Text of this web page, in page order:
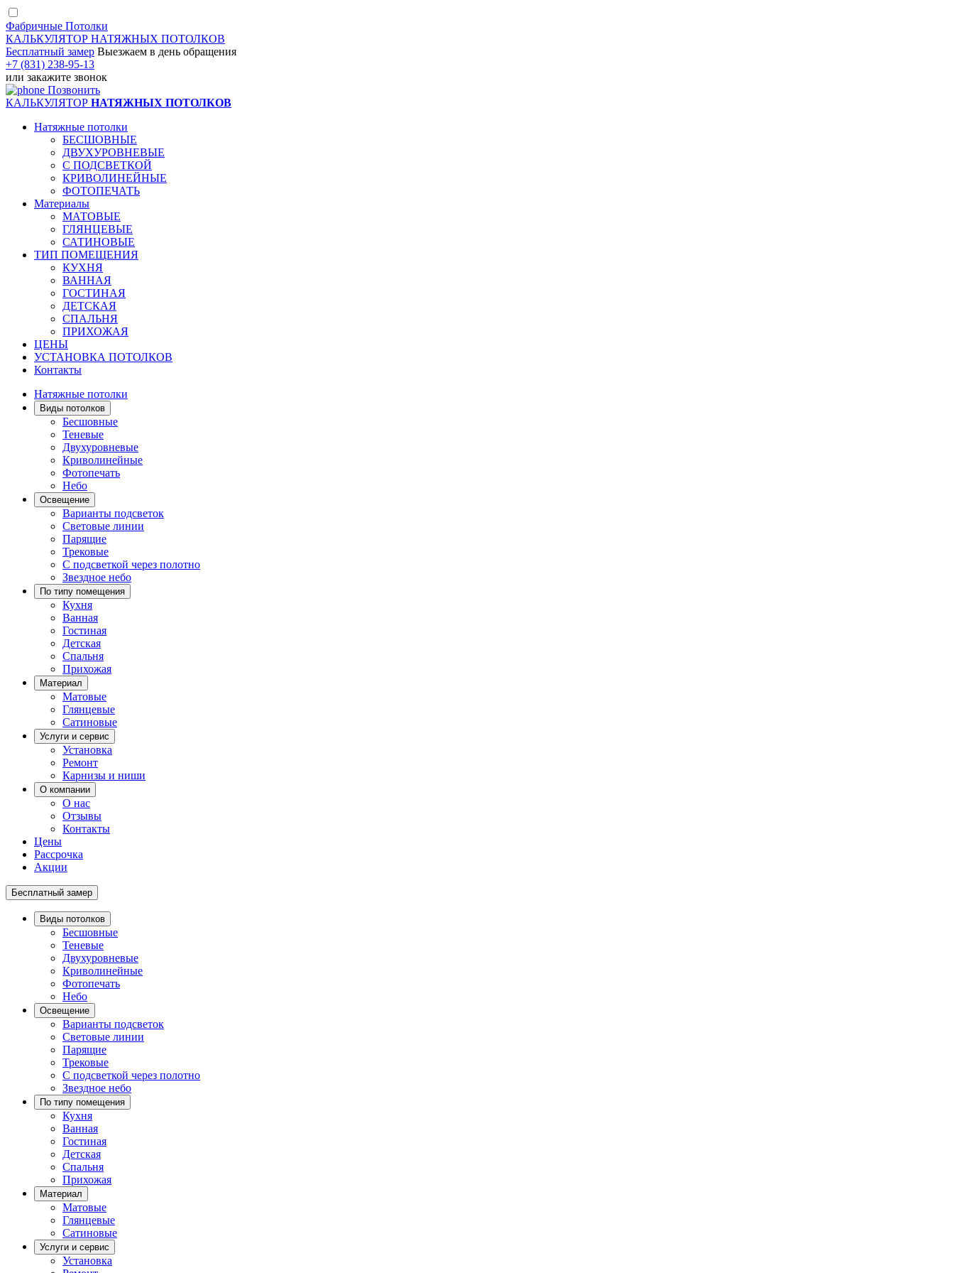
Фабричные Потолки
КАЛЬКУЛЯТОР НАТЯЖНЫХ ПОТОЛКОВ
Бесплатный замер Выезжаем в день обращения
+7 (831) 238-95-13
или закажите звонок
Позвонить
КАЛЬКУЛЯТОР НАТЯЖНЫХ ПОТОЛКОВ
Натяжные потолки
БЕСШОВНЫЕ
ДВУХУРОВНЕВЫЕ
С ПОДСВЕТКОЙ
КРИВОЛИНЕЙНЫЕ
ФОТОПЕЧАТЬ
Материалы
МАТОВЫЕ
ГЛЯНЦЕВЫЕ
САТИНОВЫЕ
ТИП ПОМЕЩЕНИЯ
КУХНЯ
ВАННАЯ
ГОСТИНАЯ
ДЕТСКАЯ
СПАЛЬНЯ
ПРИХОЖАЯ
ЦЕНЫ
УСТАНОВКА ПОТОЛКОВ
Контакты
Натяжные потолки
Виды потолков
Бесшовные
Теневые
Двухуровневые
Криволинейные
Фотопечать
Небо
Освещение
Варианты подсветок
Световые линии
Парящие
Трековые
С подсветкой через полотно
Звездное небо
По типу помещения
Кухня
Ванная
Гостиная
Детская
Спальня
Прихожая
Материал
Матовые
Глянцевые
Сатиновые
Услуги и сервис
Установка
Ремонт
Карнизы и ниши
О компании
О нас
Отзывы
Контакты
Цены
Рассрочка
Акции
Бесплатный замер
Виды потолков
Бесшовные
Теневые
Двухуровневые
Криволинейные
Фотопечать
Небо
Освещение
Варианты подсветок
Световые линии
Парящие
Трековые
С подсветкой через полотно
Звездное небо
По типу помещения
Кухня
Ванная
Гостиная
Детская
Спальня
Прихожая
Материал
Матовые
Глянцевые
Сатиновые
Услуги и сервис
Установка